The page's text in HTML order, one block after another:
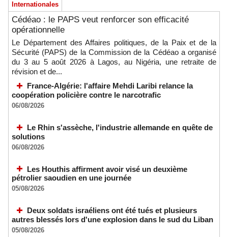
Internationales
Cédéao : le PAPS veut renforcer son efficacité
opérationnelle
Le Département des Affaires politiques, de la Paix et de la
Sécurité (PAPS) de la Commission de la Cédéao a organisé
du 3 au 5 août 2026 à Lagos, au Nigéria, une retraite de
révision et de...
France-Algérie: l'affaire Mehdi Laribi relance la
coopération policière contre le narcotrafic
06/08/2026
Le Rhin s'assèche, l'industrie allemande en quête de
solutions
06/08/2026
Les Houthis affirment avoir visé un deuxième
pétrolier saoudien en une journée
05/08/2026
Deux soldats israéliens ont été tués et plusieurs
autres blessés lors d'une explosion dans le sud du Liban
05/08/2026